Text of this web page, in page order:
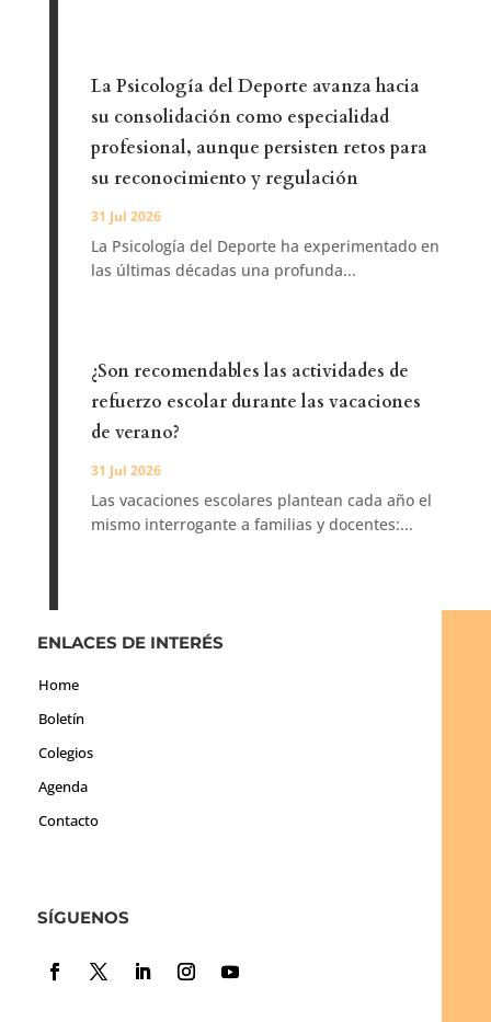
La Psicología del Deporte avanza hacia
su consolidación como especialidad
profesional, aunque persisten retos para
su reconocimiento y regulación
31 Jul 2026
La Psicología del Deporte ha experimentado en
las últimas décadas una profunda...
¿Son recomendables las actividades de
refuerzo escolar durante las vacaciones
de verano?
31 Jul 2026
Las vacaciones escolares plantean cada año el
mismo interrogante a familias y docentes:...
ENLACES DE INTERÉS
Home
Boletín
Colegios
Agenda
Contacto
SÍGUENOS